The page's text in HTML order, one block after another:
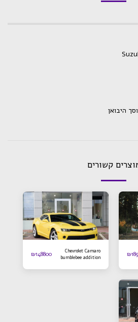
היבואן
קשורים
₪
Chevrolet Camaro
bumblebee addition
₪148800